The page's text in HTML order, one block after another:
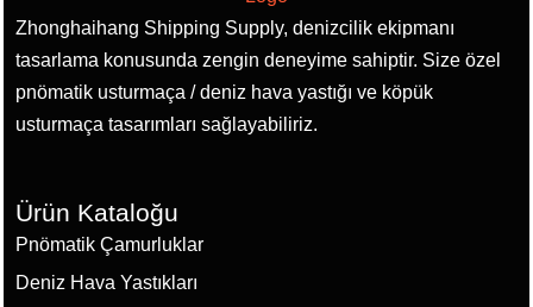
Zhonghaihang Shipping Supply, denizcilik ekipmanı
tasarlama konusunda zengin deneyime sahiptir. Size özel
pnömatik usturmaça / deniz hava yastığı ve köpük
usturmaça tasarımları sağlayabiliriz.
Ürün Kataloğu
Pnömatik Çamurluklar
Deniz Hava Yastıkları